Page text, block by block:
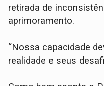
retirada de
aprimoramento.
“Nossa capacidade
realidade e seus